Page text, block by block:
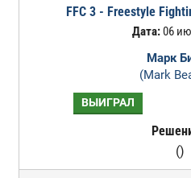
FFC 3 - Freestyle
Дата:06
Марк
(Mark
ВЫИГРАЛ
()